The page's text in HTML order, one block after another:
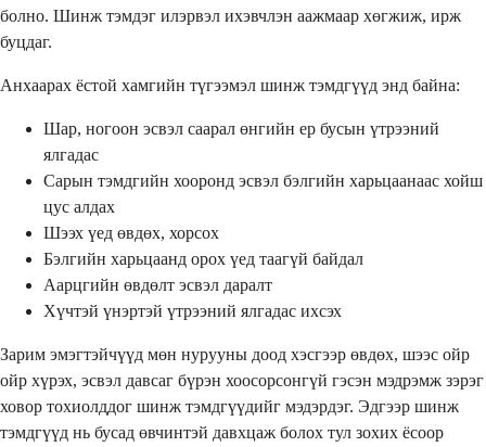
болно. Шинж тэмдэг илэрвэл ихэвчлэн аажмаар хөгжиж, ирж
буцдаг.
Анхаарах ёстой хамгийн түгээмэл шинж тэмдгүүд энд байна:
Шар, ногоон эсвэл саарал өнгийн ер бусын үтрээний
ялгадас
Сарын тэмдгийн хооронд эсвэл бэлгийн харьцаанаас хойш
цус алдах
Шээх үед өвдөх, хорсох
Бэлгийн харьцаанд орох үед таагүй байдал
Аарцгийн өвдөлт эсвэл даралт
Хүчтэй үнэртэй үтрээний ялгадас ихсэх
Зарим эмэгтэйчүүд мөн нурууны доод хэсгээр өвдөх, шээс ойр
ойр хүрэх, эсвэл давсаг бүрэн хоосорсонгүй гэсэн мэдрэмж зэрэг
ховор тохиолддог шинж тэмдгүүдийг мэдэрдэг. Эдгээр шинж
тэмдгүүд нь бусад өвчинтэй давхцаж болох тул зохих ёсоор